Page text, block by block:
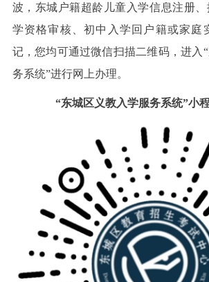
波，东城户籍超龄儿童入学信息注册、
学资格审核、初中入学回户籍或家庭
记，您均可通过微信扫描二维码，进入
务系统”进行网上办理。
“东城区义教入学服务系统”小